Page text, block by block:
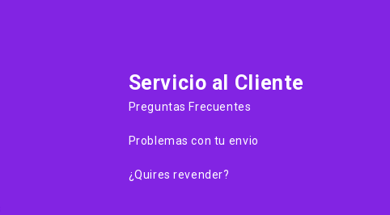
Servicio al Cliente
Preguntas Frecuentes
Problemas con tu envio
¿Quires revender?